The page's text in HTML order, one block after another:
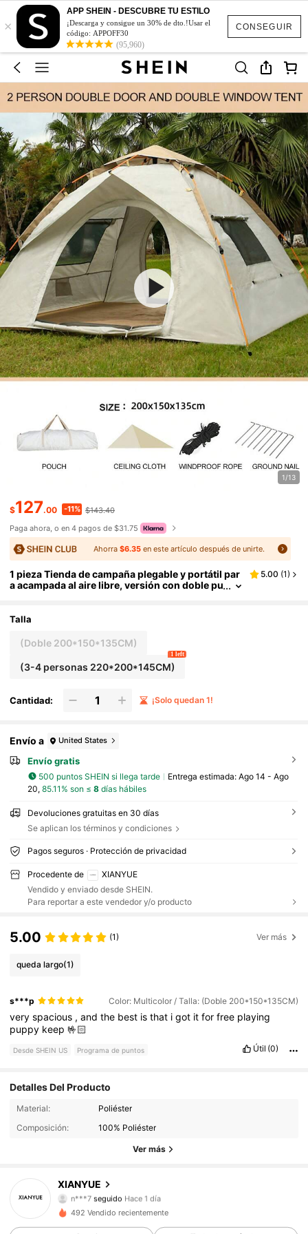
CONSEGUIR
×
APP SHEIN - DESCUBRE TU ESTILO
¡Descarga y consigue un 30% de dto.!Usar el
código: APPOFF30
(95,960)
1/13
$127.00 -11% $143.40
Paga ahora, o en 4 pagos de $31.75
Ahorra$6.35 en este artículo después de unirte.
1 pieza Tienda de campaña plegable y portátil par
a acampada al aire libre, versión con doble pu
s mosquitos, para reuniones familiares, picnics, e
de campaña grande resistente a la lluvia y a la hu
medad con colchoneta
5.00 (1)
Talla
(Doble 200*150*135CM)
(3-4 personas 220*200*145CM)
1 left
Cantidad: ¡Solo quedan 1!
Envío a United States
Envío gratis
500 puntos SHEIN si llega tarde Entrega estimada: Ago 14 - Ago
20, 85.11% son ≤ 8días hábiles
Devoluciones gratuitas en 30 días
Se aplican los términos y condiciones
Pagos seguros · Protección de privacidad
Procedente de
XIANYUE
Vendido y enviado desde SHEIN.
Para reportar a este vendedor y/o producto
5.00 (1) Ver más
queda largo(1)
s***p Color: Multicolor / Talla: (Doble 200*150*135CM)
veryspacious ,andthe best isthat igot itforfree playing
puppy keep🤟🏻
Desde SHEIN US Programa de puntos Útil (0)
Detalles Del Producto
Material:
Poliéster
Composición:
100% Poliéster
Ver más
XIANYUE
366 Seguidores
n***7seguido Hace 1 día
4.89
366 Seguidores
492 Vendido recientemente